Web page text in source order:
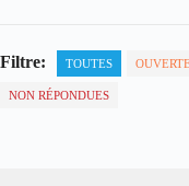
Filtre: TOUTES
NON RÉPONDUES